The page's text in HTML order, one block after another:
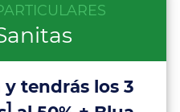
tendrás los 3
1